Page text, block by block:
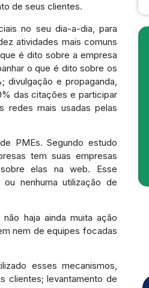
de seus clientes.
no seu dia-a-dia, para
atividades mais comuns
é dito sobre a empresa
o que é dito sobre os
divulgação e propaganda,
das citações e participar
mais usadas pelas
PMEs. Segundo estudo
tem suas empresas
elas na web. Esse
nenhuma utilização de
haja ainda muita ação
nem de equipes focadas
esses mecanismos,
clientes; levantamento de